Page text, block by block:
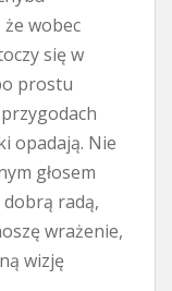
wobec
się w
prostu
opadają. Nie
głosem
dobrą radą,
wrażenie,
wizję